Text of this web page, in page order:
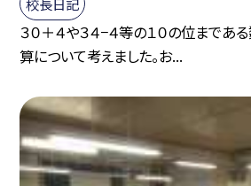
３０＋４や３４−４等の１０の位まであ
算について考えました。お...